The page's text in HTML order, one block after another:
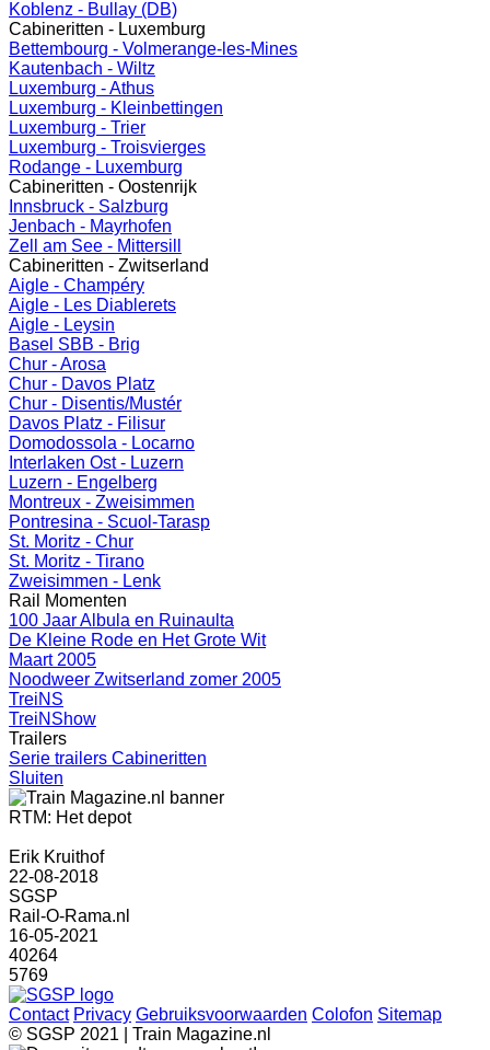
Koblenz - Bullay (DB)
Cabineritten - Luxemburg
Bettembourg - Volmerange-les-Mines
Kautenbach - Wiltz
Luxemburg - Athus
Luxemburg - Kleinbettingen
Luxemburg - Trier
Luxemburg - Troisvierges
Rodange - Luxemburg
Cabineritten - Oostenrijk
Innsbruck - Salzburg
Jenbach - Mayrhofen
Zell am See - Mittersill
Cabineritten - Zwitserland
Aigle - Champéry
Aigle - Les Diablerets
Aigle - Leysin
Basel SBB - Brig
Chur - Arosa
Chur - Davos Platz
Chur - Disentis/Mustér
Davos Platz - Filisur
Domodossola - Locarno
Interlaken Ost - Luzern
Luzern - Engelberg
Montreux - Zweisimmen
Pontresina - Scuol-Tarasp
St. Moritz - Chur
St. Moritz - Tirano
Zweisimmen - Lenk
Rail Momenten
100 Jaar Albula en Ruinaulta
De Kleine Rode en Het Grote Wit
Maart 2005
Noodweer Zwitserland zomer 2005
TreiNS
TreiNShow
Trailers
Serie trailers Cabineritten
Sluiten
RTM: Het depot
Erik Kruithof
22-08-2018
SGSP
Rail-O-Rama.nl
16-05-2021
40264
5769
Contact Privacy Gebruiksvoorwaarden Colofon Sitemap
© SGSP 2021 | Train Magazine.nl